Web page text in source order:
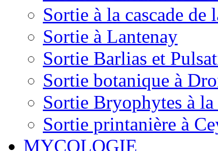
Sortie à la cascade de
Sortie à Lantenay
Sortie Barlias et
Sortie botanique à
Sortie Bryophytes à la
Sortie printanière à
MYCOLOGIE